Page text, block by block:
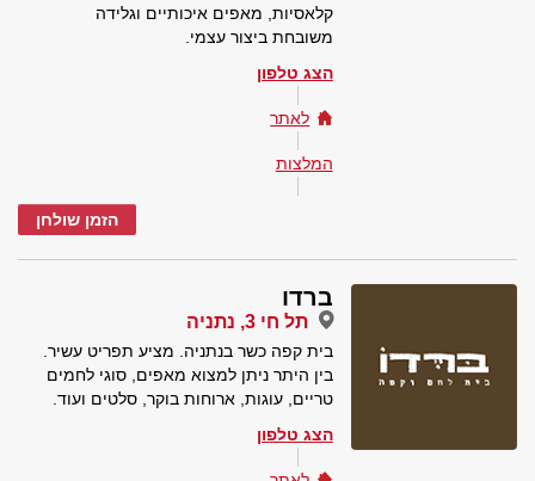
קלאסיות, מאפים איכותיים וגלידה
משובחת ביצור עצמי.
הצג טלפון
לאתר
המלצות
הזמן שולחן
ברדו
תל חי 3, נתניה
בית קפה כשר בנתניה. מציע תפריט עשיר.
בין היתר ניתן למצוא מאפים, סוגי לחמים
טריים, עוגות, ארוחות בוקר, סלטים ועוד.
הצג טלפון